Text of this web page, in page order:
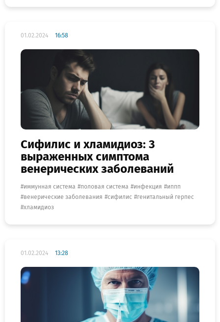
01.02.2024 16:58
Сифилис и хламидиоз: 3
выраженных симптома
венерических заболеваний
иммунная система половая система инфекция
иппп
венерические заболевания
сифилис
генитальный герпес
хламидиоз
01.02.2024 13:28